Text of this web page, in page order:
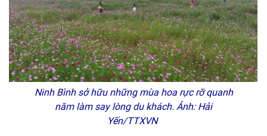
Ninh Bình sở hữu những mùa hoa rực rỡ quanh
năm làm say lòng du khách. Ảnh: Hải
Yến/TTXVN